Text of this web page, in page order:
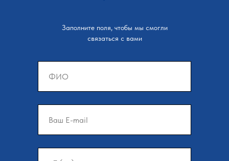
Заполните поля, чтобы мы смогли
связаться с вами